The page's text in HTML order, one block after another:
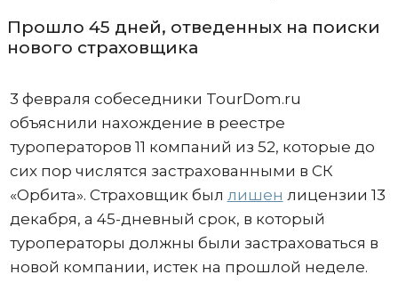
Прошло 45 дней, отведенных на поиски
нового страховщика
3 февраля собеседники TourDom.ru
объяснили нахождение в реестре
туроператоров 11 компаний из 52, которые до
сих пор числятся застрахованными в СК
«Орбита». Страховщик был лишен лицензии 13
декабря, а 45-дневный срок, в который
туроператоры должны были застраховаться в
новой компании, истек на прошлой неделе.